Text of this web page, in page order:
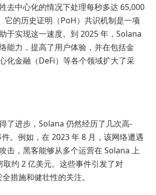
去中心化的情况下处理每秒多达 65,000
它的历史证明（PoH）共识机制是一项
于实现这一速度。到 2025 年，Solana
能力，提高了用户体验，并在包括金
化金融（DeFi）等各个领域扩大了采
了进步，Solana 仍然经历了几次高-
。例如，在 2023 年 8 月，该网络遭遇
击，黑客能够从多个运营在 Solana 上
取约 2 亿美元。这些事件引发了对
措施和健壮性的关注。